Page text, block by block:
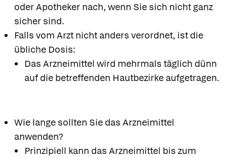
oder Apotheker nach, wenn Sie sich nicht ganz
sicher sind.
Falls vom Arzt nicht anders verordnet, ist die
übliche Dosis:
Das Arzneimittel wird mehrmals täglich dünn
auf die betreffenden Hautbezirke aufgetragen.
Wie lange sollten Sie das Arzneimittel
anwenden?
Prinzipiell kann das Arzneimittel bis zum